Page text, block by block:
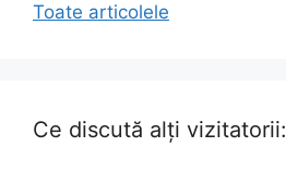
Toate articolele
Ce discută alți vizitatorii: